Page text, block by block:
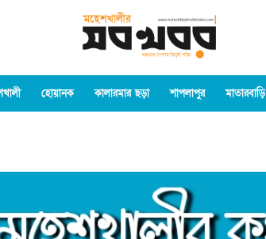
হোয়ানক কালারমার ছড়া শাপলাপুর মাতারবাড়ি